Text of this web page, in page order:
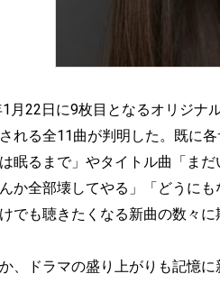
月22日に9枚目となるオリジナ
れる全11曲が判明した。既に
は眠るまで」やタイトル曲「ま
か全部壊してやる」「どうに
でも聴きたくなる新曲の数々に
、ドラマの盛り上がりも記憶